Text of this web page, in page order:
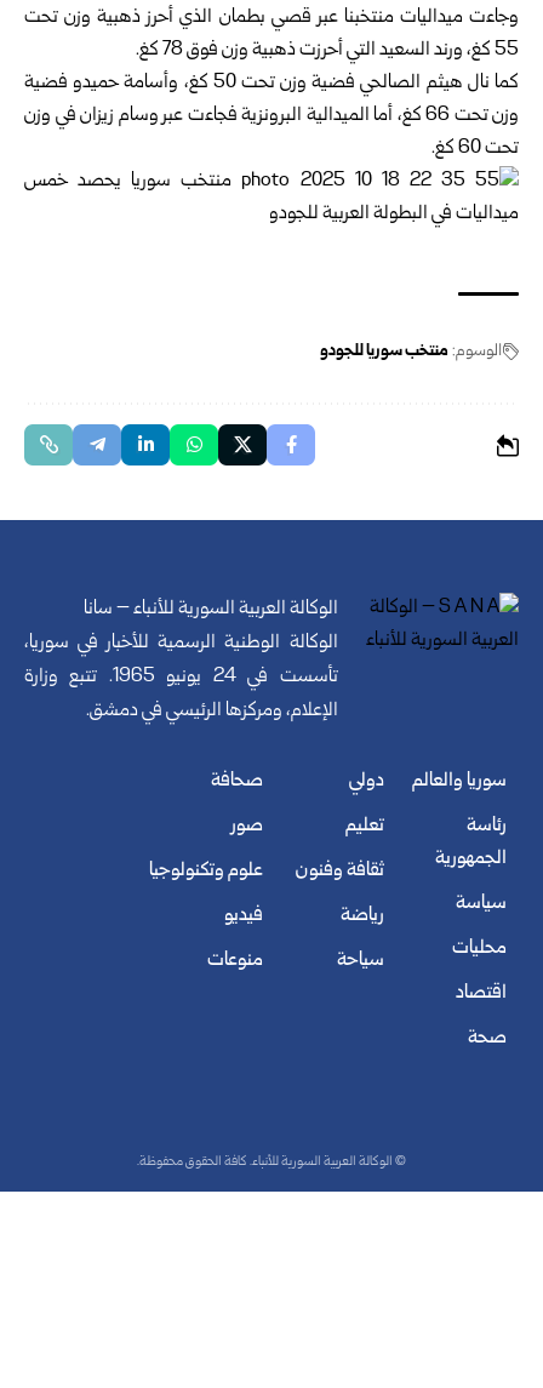
وجاءت ميداليات منتخبنا عبر قصي بطمان الذي أحرز ذهبية وزن تحت
55 كغ، ورند السعيد التي أحرزت ذهبية وزن فوق 78 كغ.
كما نال هيثم الصالحي فضية وزن تحت 50 كغ، وأسامة حميدو فضية
وزن تحت 66 كغ، أما الميدالية البرونزية فجاءت عبر وسام زيزان في وزن
تحت 60 كغ.
الوسوم: منتخب سوريا للجودو
الوكالة العربية السورية للأنباء – سانا
الوكالة الوطنية الرسمية للأخبار في سوريا،
تأسست في 24 يونيو 1965. تتبع وزارة
الإعلام، ومركزها الرئيسي في دمشق.
سوريا والعالم
رئاسة
الجمهورية
سياسة
محليات
اقتصاد
صحة
دولي
تعليم
ثقافة وفنون
رياضة
سياحة
صحافة
صور
علوم وتكنولوجيا
فيديو
منوعات
© الوكالة العربية السورية للأنباء. كافة الحقوق محفوظة.